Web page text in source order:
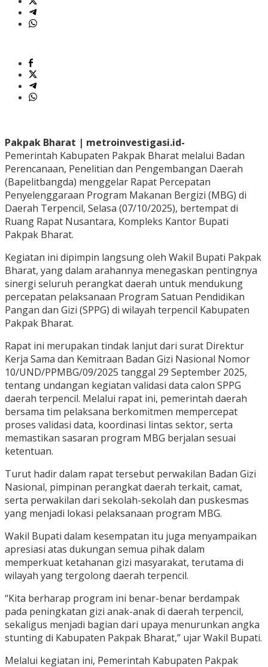
Pakpak Bharat | metroinvestigasi.id-
Pemerintah Kabupaten Pakpak Bharat melalui Badan
Perencanaan, Penelitian dan Pengembangan Daerah
(Bapelitbangda) menggelar Rapat Percepatan
Penyelenggaraan Program Makanan Bergizi (MBG) di
Daerah Terpencil, Selasa (07/10/2025), bertempat di
Ruang Rapat Nusantara, Kompleks Kantor Bupati
Pakpak Bharat.
Kegiatan ini dipimpin langsung oleh Wakil Bupati Pakpak
Bharat, yang dalam arahannya menegaskan pentingnya
sinergi seluruh perangkat daerah untuk mendukung
percepatan pelaksanaan Program Satuan Pendidikan
Pangan dan Gizi (SPPG) di wilayah terpencil Kabupaten
Pakpak Bharat.
Rapat ini merupakan tindak lanjut dari surat Direktur
Kerja Sama dan Kemitraan Badan Gizi Nasional Nomor
10/UND/PPMBG/09/2025 tanggal 29 September 2025,
tentang undangan kegiatan validasi data calon SPPG
daerah terpencil. Melalui rapat ini, pemerintah daerah
bersama tim pelaksana berkomitmen mempercepat
proses validasi data, koordinasi lintas sektor, serta
memastikan sasaran program MBG berjalan sesuai
ketentuan.
Turut hadir dalam rapat tersebut perwakilan Badan Gizi
Nasional, pimpinan perangkat daerah terkait, camat,
serta perwakilan dari sekolah-sekolah dan puskesmas
yang menjadi lokasi pelaksanaan program MBG.
Wakil Bupati dalam kesempatan itu juga menyampaikan
apresiasi atas dukungan semua pihak dalam
memperkuat ketahanan gizi masyarakat, terutama di
wilayah yang tergolong daerah terpencil.
“Kita berharap program ini benar-benar berdampak
pada peningkatan gizi anak-anak di daerah terpencil,
sekaligus menjadi bagian dari upaya menurunkan angka
stunting di Kabupaten Pakpak Bharat,” ujar Wakil Bupati.
Melalui kegiatan ini, Pemerintah Kabupaten Pakpak